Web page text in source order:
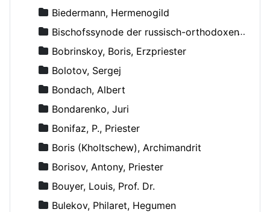
Biedermann, Hermenogild
Bischofssynode der russisch-orthodoxen Kirche
Bobrinskoy, Boris, Erzpriester
Bolotov, Sergej
Bondach, Albert
Bondarenko, Juri
Bonifaz, P., Priester
Boris (Kholtschew), Archimandrit
Borisov, Antony, Priester
Bouyer, Louis, Prof. Dr.
Bulekov, Philaret, Hegumen